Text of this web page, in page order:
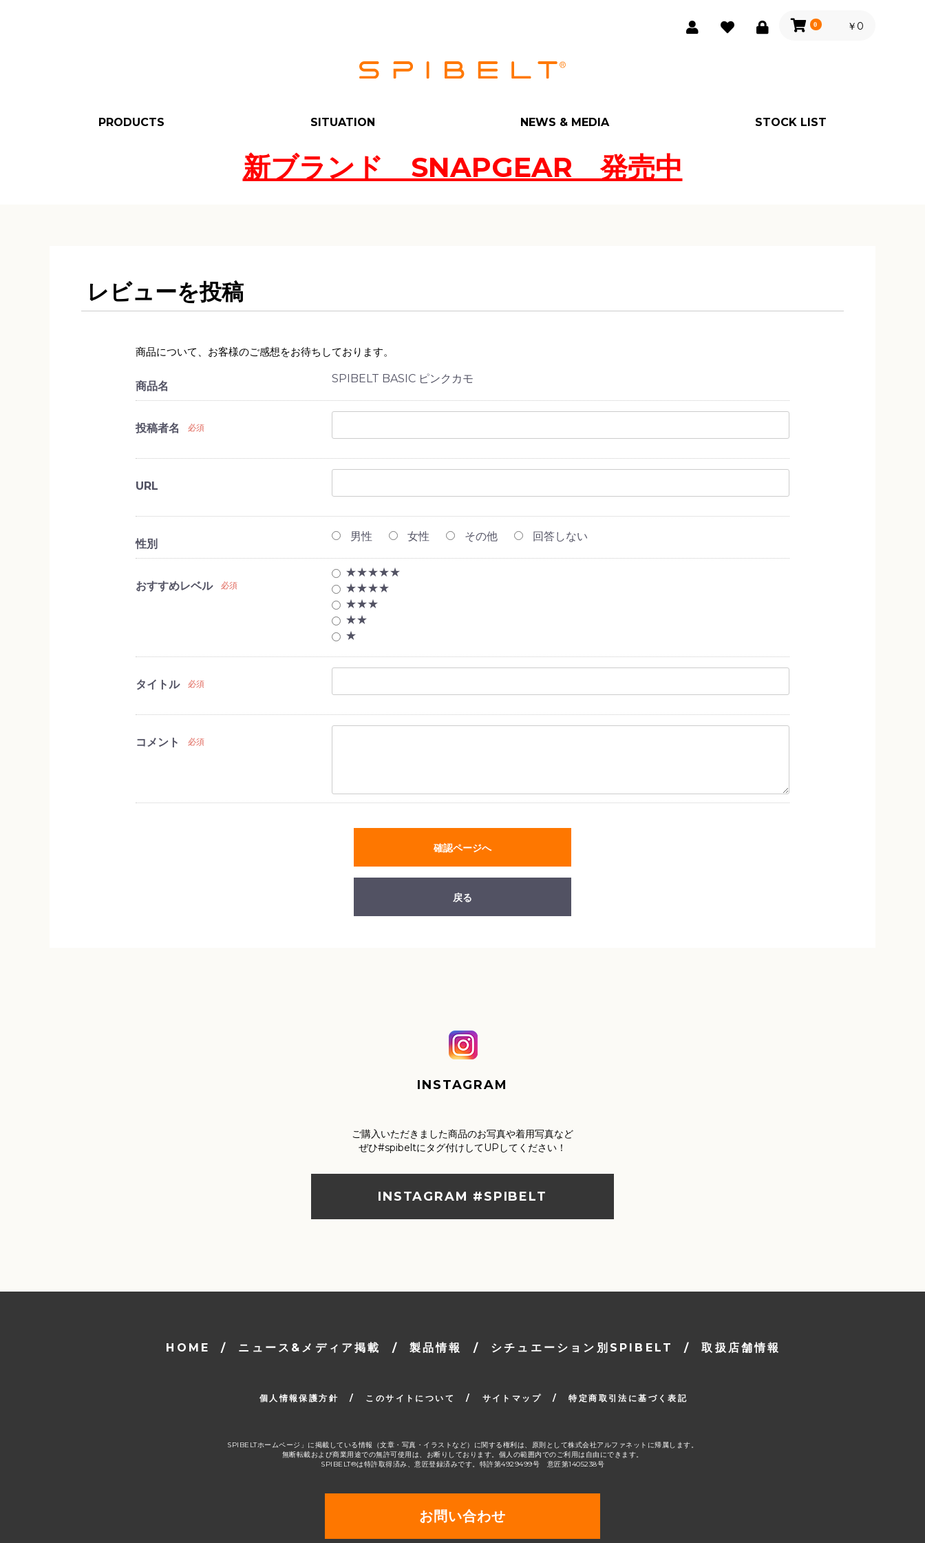
0 ￥0
PRODUCTS
BLACK PRO
GLAY
MESSENGER PRO
MESSENGER
SITUATION NEWS & MEDIA STOCK LIST
新ブランド SNAPGEAR 発売中
レビューを投稿
商品について、お客様のご感想をお待ちしております。
商品名
SPIBELT BASIC ピンクカモ
投稿者名 必須
URL
性別
男性 女性 その他 回答しない
おすすめレベル 必須
★★★★★
★★★★
★★★
★★
★
タイトル 必須
コメント 必須
確認ページへ
戻る
INSTAGRAM
ご購入いただきました商品のお写真や着用写真など
ぜひ#spibeltにタグ付けしてUPしてください！
INSTAGRAM #SPIBELT
HOME / ニュース&メディア掲載 / 製品情報 / シチュエーション別SPIBELT / 取扱店舗情報
個人情報保護方針 / このサイトについて / サイトマップ / 特定商取引法に基づく表記
SPIBELTホームページ」に掲載している情報（文章・写真・イラストなど）に関する権利は、原則として株式会社アルファネットに帰属します。
無断転載および商業用途での無許可使用は、お断りしております。個人の範囲内でのご利用は自由にできます。
SPIBELT®は特許取得済み、意匠登録済みです。特許第4929499号 意匠第1405238号
お問い合わせ